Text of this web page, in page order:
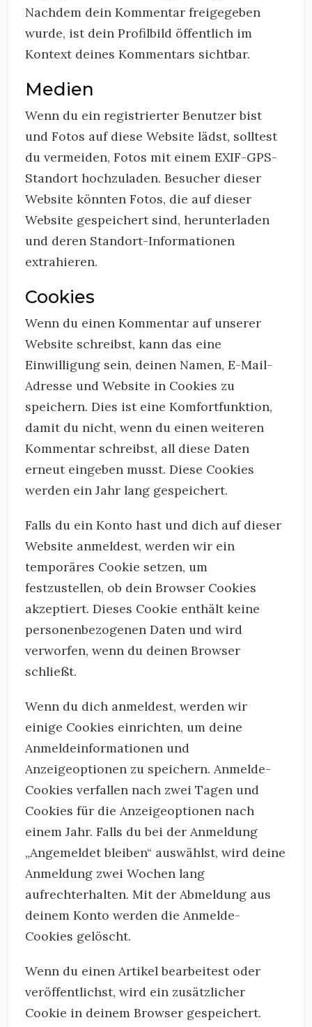
Nachdem dein Kommentar freigegeben
wurde, ist dein Profilbild öffentlich im
Kontext deines Kommentars sichtbar.
Medien
Wenn du ein registrierter Benutzer bist
und Fotos auf diese Website lädst, solltest
du vermeiden, Fotos mit einem EXIF-GPS-
Standort hochzuladen. Besucher dieser
Website könnten Fotos, die auf dieser
Website gespeichert sind, herunterladen
und deren Standort-Informationen
extrahieren.
Cookies
Wenn du einen Kommentar auf unserer
Website schreibst, kann das eine
Einwilligung sein, deinen Namen, E-Mail-
Adresse und Website in Cookies zu
speichern. Dies ist eine Komfortfunktion,
damit du nicht, wenn du einen weiteren
Kommentar schreibst, all diese Daten
erneut eingeben musst. Diese Cookies
werden ein Jahr lang gespeichert.
Falls du ein Konto hast und dich auf dieser
Website anmeldest, werden wir ein
temporäres Cookie setzen, um
festzustellen, ob dein Browser Cookies
akzeptiert. Dieses Cookie enthält keine
personenbezogenen Daten und wird
verworfen, wenn du deinen Browser
schließt.
Wenn du dich anmeldest, werden wir
einige Cookies einrichten, um deine
Anmeldeinformationen und
Anzeigeoptionen zu speichern. Anmelde-
Cookies verfallen nach zwei Tagen und
Cookies für die Anzeigeoptionen nach
einem Jahr. Falls du bei der Anmeldung
„Angemeldet bleiben“ auswählst, wird deine
Anmeldung zwei Wochen lang
aufrechterhalten. Mit der Abmeldung aus
deinem Konto werden die Anmelde-
Cookies gelöscht.
Wenn du einen Artikel bearbeitest oder
veröffentlichst, wird ein zusätzlicher
Cookie in deinem Browser gespeichert.